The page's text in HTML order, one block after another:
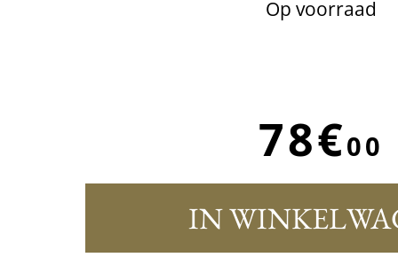
Op voorraad
78€00
IN